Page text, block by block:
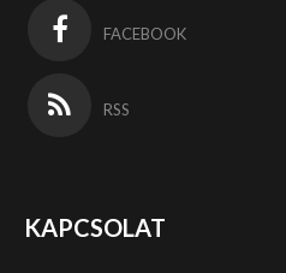
FACEBOOK
RSS
KAPCSOLAT